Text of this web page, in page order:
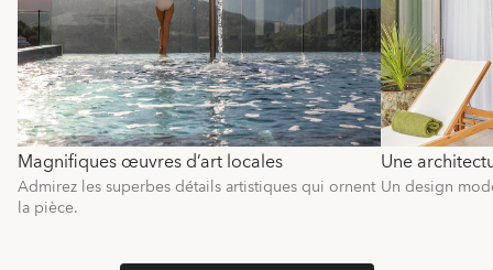
Magnifiques œuvres d’art locales
Admirez les superbes détails artistiques qui ornent
la pièce.
Une
Un design